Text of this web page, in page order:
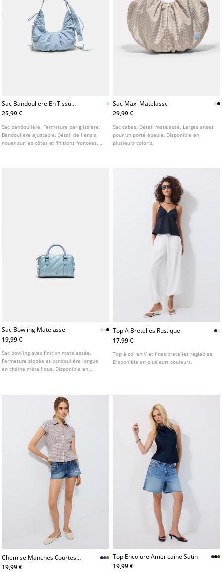
Sac Bandouliere En Tissu
Fronce
25,99 €
Sac bandoulière. Fermeture par glissière.
Bandoulière ajustable. Détail de liens à
nouer sur les côtés et finitions froncées.
Sac Maxi Matelasse
29,99 €
Sac cabas. Détail matelassé. Larges anses
pour un porté épaule. Disponible en
plusieurs coloris.
Sac Bowling Matelasse
19,99 €
Sac bowling avec finition matelassée.
Fermeture zippée et bandoulière longue
en chaîne métallique. Disponible en
Top A Bretelles Rustique
17,99 €
Top à col en V et fines bretelles réglables.
Disponible en plusieurs couleurs.
Chemise Manches Courtes
Coupe Sous La Poitrine
19,99 €
Top Encolure Americaine Satin
19,99 €